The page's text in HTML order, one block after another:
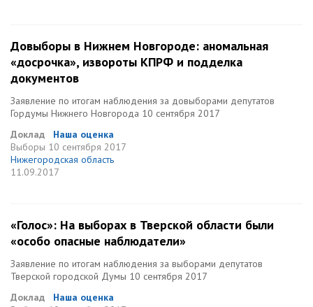
Довыборы в Нижнем Новгороде: аномальная
«досрочка», извороты КПРФ и подделка
документов
Заявление по итогам наблюдения за довыборами депутатов
Гордумы Нижнего Новгорода 10 сентября 2017
Доклад
Наша оценка
Выборы 10 сентября 2017
Нижегородская область
11.09.2017
«Голос»: На выборах в Тверской области были
«особо опасные наблюдатели»
Заявление по итогам наблюдения за выборами депутатов
Тверской городской Думы 10 сентября 2017
Доклад
Наша оценка